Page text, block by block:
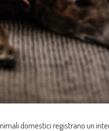
domestici registrano un